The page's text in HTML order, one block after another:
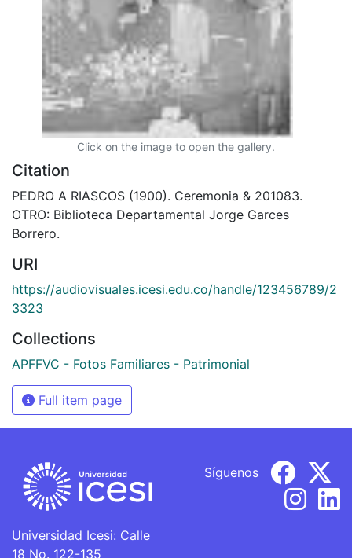
Click on the image to open the gallery.
Citation
PEDRO A RIASCOS (1900). Ceremonia & 201083.
OTRO: Biblioteca Departamental Jorge Garces
Borrero.
URI
https://audiovisuales.icesi.edu.co/handle/123456789/2
3323
Collections
APFFVC - Fotos Familiares - Patrimonial
Full item page
Universidad Icesi: Calle
18 No. 122-135
Síguenos